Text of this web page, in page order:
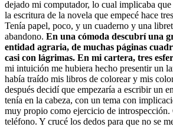
dejado mi computador, lo cual implicaba
la escritura de la novela que empecé hace
Tenía papel, poco, y un cuaderno y una
abandono. En una cómoda descubrí una
entidad agraria, de muchas páginas
casi con lágrimas. En mi cartera, tres
mi intuición me hubiera hecho presentir un
había traído mis libros de colorear y mis
después decidí que empezaría a escribir un
tenía en la cabeza, con un tema con
muy propio como ejercicio de introspección.
teléfono. Y crucé los dedos para que no se